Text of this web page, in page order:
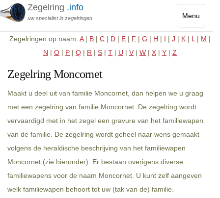
Menu
Toggle
Zegelring .info
uw specialist in zegelringen
Zegelringen op naam: A| B | C | D | E | F | G | H | I | J | K | L | M |
N | O | P | Q | R | S | T | U | V | W | X | Y | Z
Zegelring Moncornet
Maakt u deel uit van familie Moncornet, dan helpen we u graag
met een zegelring van familie Moncornet. De zegelring wordt
vervaardigd met in het zegel een gravure van het familiewapen
van de familie. De zegelring wordt geheel naar wens gemaakt
volgens de heraldische beschrijving van het familiewapen
Moncornet (zie hieronder). Er bestaan overigens diverse
familiewapens voor de naam Moncornet. U kunt zelf aangeven
welk familiewapen behoort tot uw (tak van de) familie.